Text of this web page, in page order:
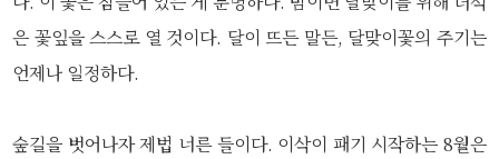
은 꽃잎을 스스로 열 것이다. 달이 뜨든 말든, 달맞이꽃의 주기는
언제나 일정하다.
숲길을 벗어나자 제법 너른 들이다. 이삭이 패기 시작하는 8월은